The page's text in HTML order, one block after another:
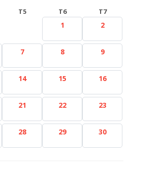
T5 T6 T7
1 2
7 8 9
14 15 16
21 22 23
28 29 30